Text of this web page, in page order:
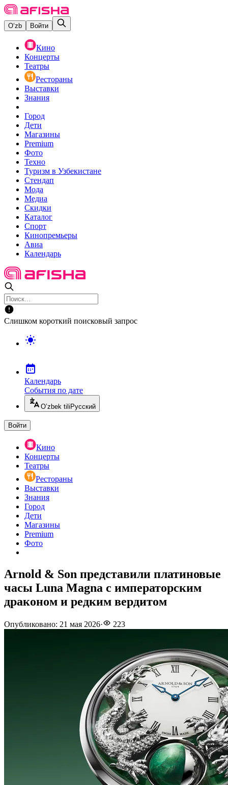
O‘zb Войти
Кино
Концерты
Театры
Рестораны
Выставки
Знания
Город
Дети
Магазины
Premium
Фото
Техно
Туризм в Узбекистане
Стендап
Мода
Медиа
Скидки
Каталог
Спорт
Кинопремьеры
Авиа
Календарь
Слишком короткий поисковый запрос
Календарь
События по дате
O’zbek tili Русский
Войти
Кино
Концерты
Театры
Рестораны
Выставки
Знания
Город
Дети
Магазины
Premium
Фото
Arnold & Son представили платиновые
часы Luna Magna с императорским
драконом и редким вердитом
Опубликовано: 21 мая 2026· 223